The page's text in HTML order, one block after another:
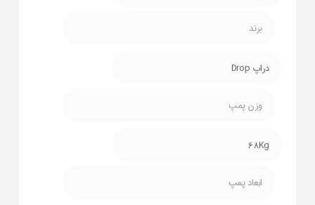
برند
دراپ Drop
وزن پمپ
68Kg
ابعاد پمپ